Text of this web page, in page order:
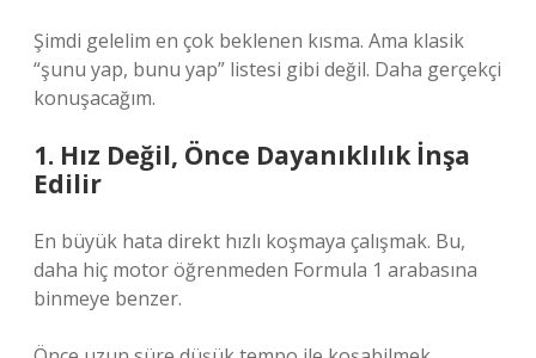
Şimdi gelelim en çok beklenen kısma. Ama klasik
“şunu yap, bunu yap” listesi gibi değil. Daha gerçekçi
konuşacağım.
1. Hız Değil, Önce Dayanıklılık İnşa
Edilir
En büyük hata direkt hızlı koşmaya çalışmak. Bu,
daha hiç motor öğrenmeden Formula 1 arabasına
binmeye benzer.